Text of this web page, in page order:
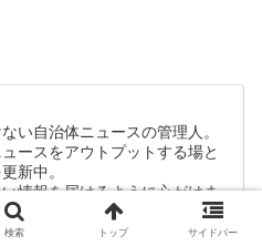
い自治体ニュースの管理人。
ースをアウトプットする場と
新中。
情報を届けるように心がけま
報があればご一報ください。
をメインとする会社のマーケ
検索 トップ サイドバー